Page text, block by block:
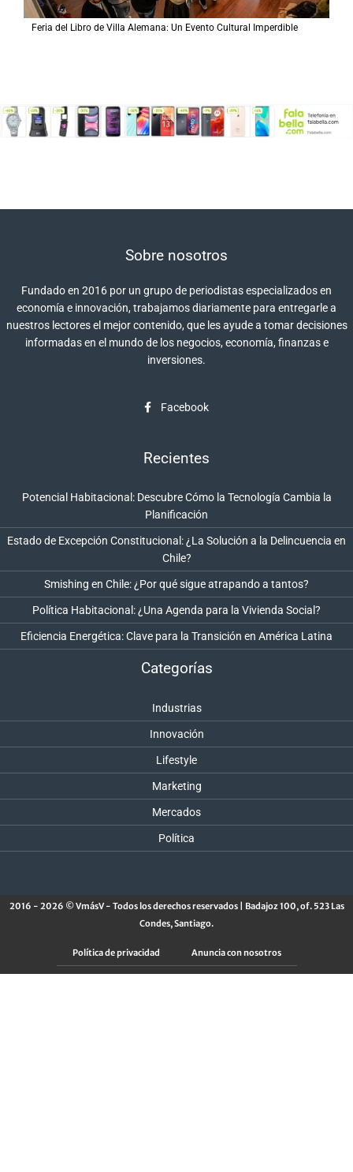
Feria del Libro de Villa Alemana: Un Evento Cultural Imperdible
Sobre nosotros
Fundado en 2016 por un grupo de periodistas especializados en
economía e innovación, trabajamos diariamente para entregarle a
nuestros lectores el mejor contenido, que les ayude a tomar decisiones
informadas en el mundo de los negocios, economía, finanzas e
inversiones.
Facebook
Recientes
Potencial Habitacional: Descubre Cómo la Tecnología Cambia la
Planificación
Estado de Excepción Constitucional: ¿La Solución a la Delincuencia en
Chile?
Smishing en Chile: ¿Por qué sigue atrapando a tantos?
Política Habitacional: ¿Una Agenda para la Vivienda Social?
Eficiencia Energética: Clave para la Transición en América Latina
Categorías
Industrias
Innovación
Lifestyle
Marketing
Mercados
Política
2016 - 2026 © VmásV - Todos los derechos reservados | Badajoz 100, of. 523 Las
Condes, Santiago.
Política de privacidad Anuncia con nosotros